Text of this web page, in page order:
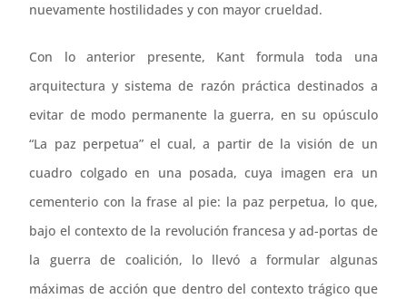
nuevamente hostilidades y con mayor crueldad.
Con lo anterior presente, Kant formula toda una
arquitectura y sistema de razón práctica destinados a
evitar de modo permanente la guerra, en su opúsculo
“La paz perpetua” el cual, a partir de la visión de un
cuadro colgado en una posada, cuya imagen era un
cementerio con la frase al pie: la paz perpetua, lo que,
bajo el contexto de la revolución francesa y ad-portas de
la guerra de coalición, lo llevó a formular algunas
máximas de acción que dentro del contexto trágico que